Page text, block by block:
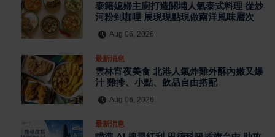
泰籍媳婦主廚打造關埔人氣泰式料理 從炒
河粉到咖哩 展現現點現做南洋風味層次
Aug 06, 2026
最新消息
雲林宵夜美食 北港人氣炸雞外酥內嫩又爆
汁 雞排、小點、飲品自由搭配
Aug 06, 2026
最新消息